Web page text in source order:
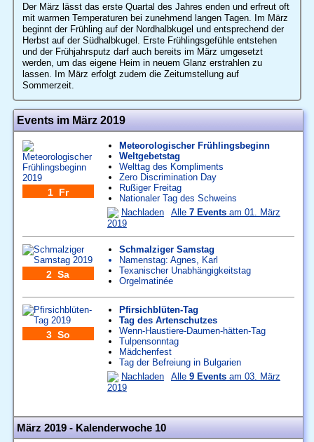
Der März lässt das erste Quartal des Jahres enden und erfreut oft
mit warmen Temperaturen bei zunehmend langen Tagen. Im März
beginnt der Frühling auf der Nordhalbkugel und entsprechend der
Herbst auf der Südhalbkugel. Erste Frühlingsgefühle entstehen
und der Frühjahrsputz darf auch bereits im März umgesetzt
werden, um das eigene Heim in neuem Glanz erstrahlen zu
lassen. Im März erfolgt zudem die Zeitumstellung auf
Sommerzeit.
Events im März 2019
1 Fr
Meteorologischer Frühlingsbeginn
Weltgebetstag
Welttag des Kompliments
Zero Discrimination Day
Rußiger Freitag
Nationaler Tag des Schweins
Nachladen
Alle 7 Eventsam 01. März
2019
2 Sa
Schmalziger Samstag
Namenstag: Agnes
Karl
Texanischer Unabhängigkeitstag
Orgelmatinée
3 So
Pfirsichblüten-Tag
Tag des Artenschutzes
Wenn-Haustiere-Daumen-hätten-Tag
Tulpensonntag
Mädchenfest
Tag der Befreiung in Bulgarien
Nachladen
Alle 9 Eventsam 03. März
2019
März 2019 - Kalenderwoche 10